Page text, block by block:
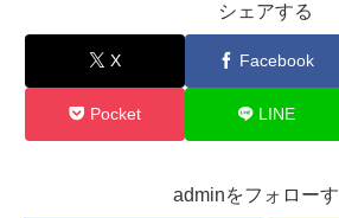
シェアする
X Facebook
Pocket LINE
adminをフォロー